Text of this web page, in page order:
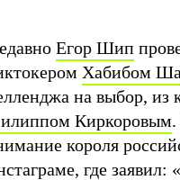
Егор Шип
Хабибом
на выбор, из
Киркоровым
короля
где заявил: